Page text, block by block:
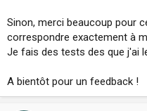
Sinon, merci beaucoup pour
correspondre exactement à
Je fais des tests des que j'ai
A bientôt pour un feedback !